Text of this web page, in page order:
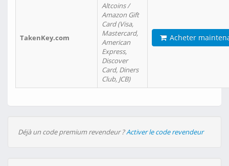
TakenKey.com
Altcoins /
Amazon Gift
Card (Visa,
Mastercard,
American
Express,
Discover
Card, Diners
Club, JCB)
Acheter
Déjà un code premium revendeur ?Activer le code revendeur